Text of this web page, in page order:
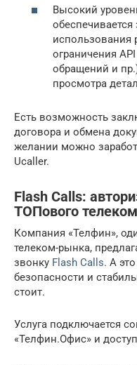
Высокий
обеспечивается
использования
ограничения
обращений и
просмотра
Есть возможность
договора и обмена
желании можно
Ucaller.
Flash Calls:
ТОПового
Компания «Телфин»,
телеком-рынка,
звонку Flash Calls. А
безопасности и
стоит.
Услуга подключается
«Телфин.Офис» и